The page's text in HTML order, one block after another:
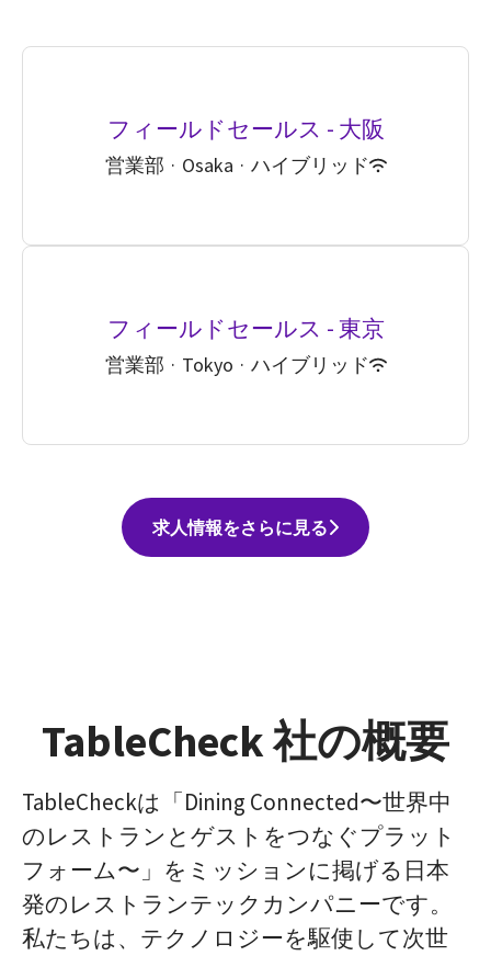
フィールドセールス - 大阪
営業部 · Osaka · ハイブリッド
フィールドセールス - 東京
営業部 · Tokyo · ハイブリッド
求人情報をさらに見る
TableCheck 社の概要
TableCheckは「Dining Connected〜世界中
のレストランとゲストをつなぐプラット
フォーム〜」をミッションに掲げる日本
発のレストランテックカンパニーです。
私たちは、テクノロジーを駆使して次世